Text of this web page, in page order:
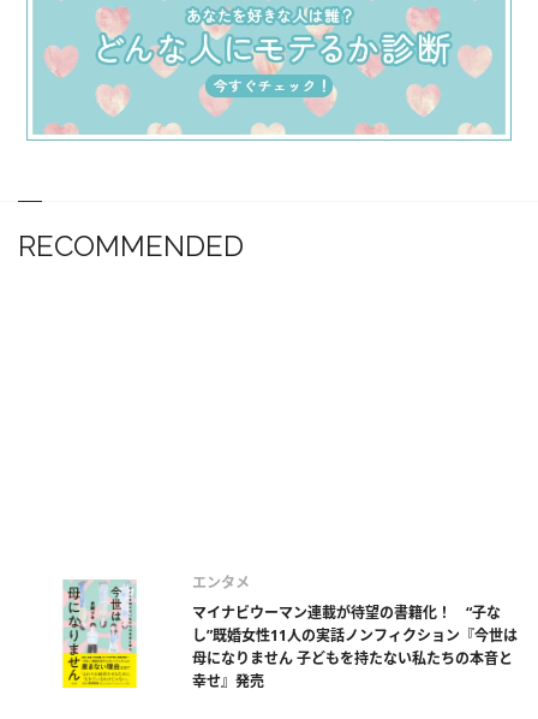
RECOMMENDED
エンタメ
マイナビウーマン連載が待望の書籍化！ “子な
し”既婚女性11人の実話ノンフィクション『今世は
母になりません 子どもを持たない私たちの本音と
幸せ』発売